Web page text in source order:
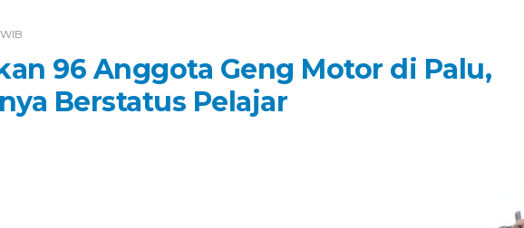
96 Anggota Geng Motor di Palu,
Berstatus Pelajar